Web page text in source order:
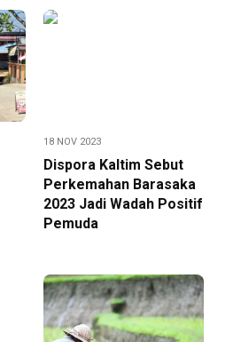
18 NOV 2023
Dispora Kaltim Sebut
Perkemahan Barasaka
2023 Jadi Wadah Positif
Pemuda